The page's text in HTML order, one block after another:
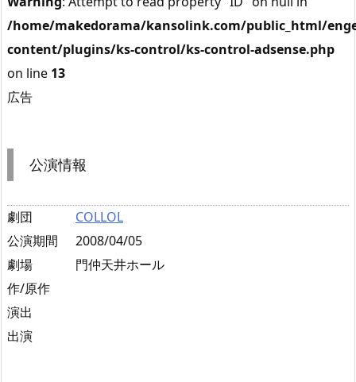
/home/makedorama/kansolink.com/public_html/
content/plugins/ks-control/ks-control-adsense.php
on line 13
広告
公演情報
劇団
COLLOL
公演期間
2008/04/05
劇場
門仲天井ホール
作/原作
演出
出演